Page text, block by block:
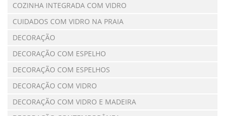
COZINHA INTEGRADA COM VIDRO
CUIDADOS COM VIDRO NA PRAIA
DECORAÇÃO
DECORAÇÃO COM ESPELHO
DECORAÇÃO COM ESPELHOS
DECORAÇÃO COM VIDRO
DECORAÇÃO COM VIDRO E MADEIRA